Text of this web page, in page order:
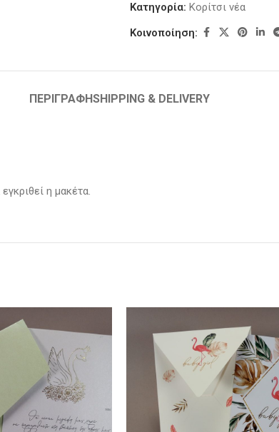
Κατηγορία: Κορίτσι νέα
Κοινοποίηση:
ΠΕΡΙΓΡΑΦΉSHIPPING & DELIVERY
η μακέτα.